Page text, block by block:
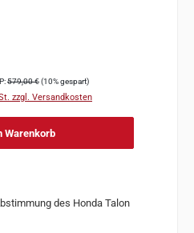
Preis:
579,00 €(10% gespart)
zzgl. Versandkosten
Warenkorb